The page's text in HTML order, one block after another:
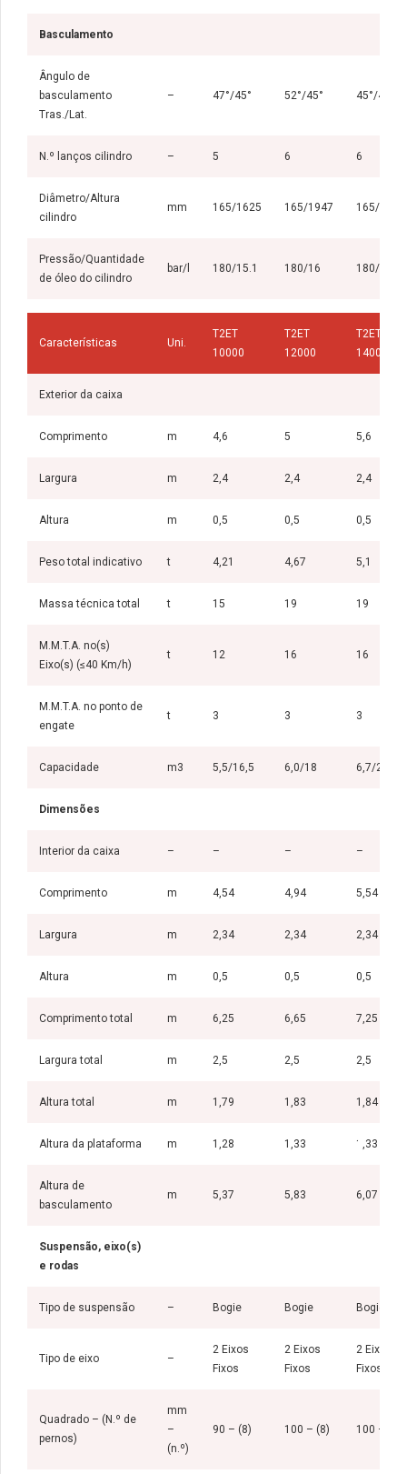
Basculamento
Ângulo de
basculamento
Tras./Lat.
– 47°/45° 52°/45° 45°/45°
N.º lanços cilindro – 5 6 6
Diâmetro/Altura
cilindro
mm 165/1625 165/1947 165/1947
Pressão/Quantidade
de óleo do cilindro
bar/l 180/15.1 180/16 180/16
Características Uni.
T2ET
10000
T2ET
12000
T2ET
14000
Exterior da caixa
Comprimento m 4,6 5 5,6
Largura m 2,4 2,4 2,4
Altura m 0,5 0,5 0,5
Peso total indicativo t 4,21 4,67 5,1
Massa técnica total t 15 19 19
M.M.T.A. no(s)
Eixo(s) (≤40 Km/h)
t 12 16 16
M.M.T.A. no ponto de
engate
t 3 3 3
Capacidade m3 5,5/16,5 6,0/18 6,7/20,1
Dimensões
Interior da caixa – – – –
Comprimento m 4,54 4,94 5,54
Largura m 2,34 2,34 2,34
Altura m 0,5 0,5 0,5
Comprimento total m 6,25 6,65 7,25
Largura total m 2,5 2,5 2,5
Altura total m 1,79 1,83 1,84
Altura da plataforma m 1,28 1,33 1,33
Altura de
basculamento
m 5,37 5,83 6,07
Suspensão, eixo(s)
e rodas
Tipo de suspensão – Bogie Bogie Bogie
Tipo de eixo –
2 Eixos
Fixos
2 Eixos
Fixos
2 Eixos
Fixos
Quadrado – (N.º de
pernos)
mm
–
(n.º)
90 – (8) 100 – (8) 100 – (8)